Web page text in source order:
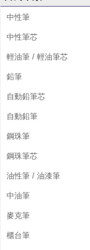
中性筆
中性筆芯
輕油筆 / 輕油筆芯
鉛筆
自動鉛筆芯
自動鉛筆
鋼珠筆
鋼珠筆芯
油性筆 / 油漆筆
中油筆
麥克筆
櫃台筆